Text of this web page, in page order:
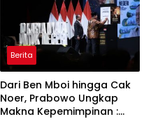
Berita
Dari Ben Mboi hingga Cak
Noer, Prabowo Ungkap
Makna Kepemimpinan :